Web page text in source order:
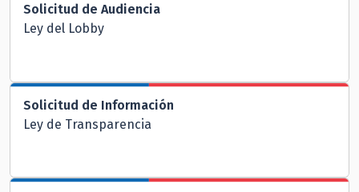
Solicitud de Audiencia
Ley del Lobby
Solicitud de Información
Ley de Transparencia